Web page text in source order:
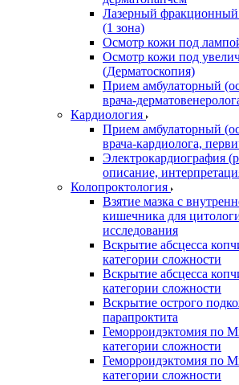
Лазерный
(1 зона)
Осмотр кожи под
Осмотр кожи под
(Дерматоскопия)
Прием амбулаторный
врача-
Кардиология
Прием амбулаторный
врача-кардиолога,
Электрокардиография
описание,
Колопроктология
Взятие мазка с
кишечника для
исследования
Вскрытие абсцесса
категории сложности
Вскрытие абсцесса
категории сложности
Вскрытие острого
парапроктита
Геморроидэктомия по
категории сложности
Геморроидэктомия по
категории сложности